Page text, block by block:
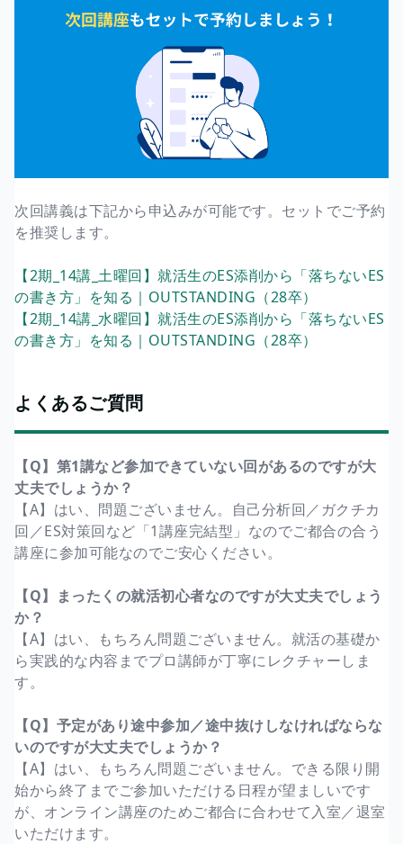
次回講義は下記から申込みが可能です。セットでご予約
を推奨します。
【2期_14講_土曜回】就活生のES添削から「落ちないES
の書き方」を知る｜OUTSTANDING（28卒）
【2期_14講_水曜回】就活生のES添削から「落ちないES
の書き方」を知る｜OUTSTANDING（28卒）
よくあるご質問
【Q】第1講など参加できていない回があるのですが大
丈夫でしょうか？
【A】はい、問題ございません。自己分析回／ガクチカ
回／ES対策回など「1講座完結型」なのでご都合の合う
講座に参加可能なのでご安心ください。
【Q】まったくの就活初心者なのですが大丈夫でしょう
か？
【A】はい、もちろん問題ございません。就活の基礎か
ら実践的な内容までプロ講師が丁寧にレクチャーしま
す。
【Q】予定があり途中参加／途中抜けしなければならな
いのですが大丈夫でしょうか？
【A】はい、もちろん問題ございません。できる限り開
始から終了までご参加いただける日程が望ましいです
が、オンライン講座のためご都合に合わせて入室／退室
いただけます。